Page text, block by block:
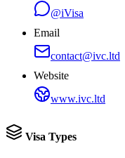
@iVisa
Email
contact@ivc.ltd
Website
www.ivc.ltd
Visa Types